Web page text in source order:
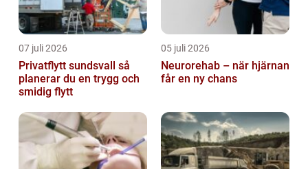
07 juli 2026
Privatflytt sundsvall så
planerar du en trygg och
smidig flytt
05 juli 2026
Neurorehab – när hjärnan
får en ny chans